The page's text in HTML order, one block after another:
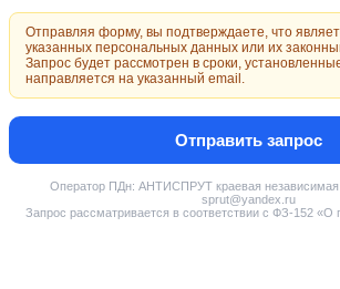
Отправляя форму, вы подтверждаете, что
указанных персональных данных или их
Запрос будет рассмотрен в сроки,
направляется на указанный email.
Отправить запрос
Оператор ПДн: АНТИСПРУТ краевая независимая
sprut@yandex.ru
Запрос рассматривается в соответствии с ФЗ-152 «О